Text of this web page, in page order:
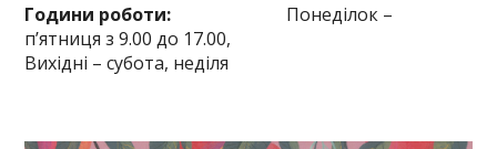
Години роботи: Понеділок –
п’ятниця з 9.00 до 17.00,
Вихідні – субота, неділя